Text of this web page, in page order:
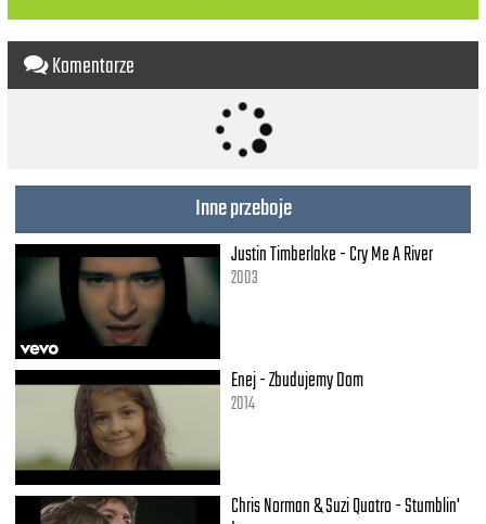
Komentarze
Inne przeboje
Justin Timberlake - Cry Me A River
2003
Enej - Zbudujemy Dom
2014
Chris Norman & Suzi Quatro - Stumblin'